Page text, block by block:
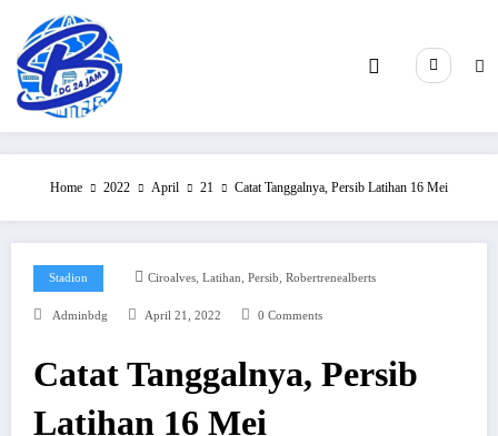
content
Home 2022 April 21 Catat Tanggalnya, Persib Latihan 16 Mei
Stadion Ciroalves, Latihan, Persib, Robertrenealberts
Adminbdg April 21, 2022 0 Comments
Catat Tanggalnya, Persib
Latihan 16 Mei